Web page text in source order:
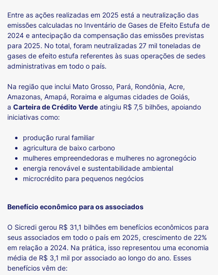
Entre as ações realizadas em 2025 está a neutralização das
emissões calculadas no Inventário de Gases de Efeito Estufa de
2024 e antecipação da compensação das emissões previstas
para 2025. No total, foram neutralizadas 27 mil toneladas de
gases de efeito estufa referentes às suas operações de sedes
administrativas em todo o país.
Na região que inclui Mato Grosso, Pará, Rondônia, Acre,
Amazonas, Amapá, Roraima e algumas cidades de Goiás,
a Carteira de Crédito Verde atingiu R$ 7,5 bilhões, apoiando
iniciativas como:
produção rural familiar
agricultura de baixo carbono
mulheres empreendedoras e mulheres no agronegócio
energia renovável e sustentabilidade ambiental
microcrédito para pequenos negócios
Benefício econômico para os associados
O Sicredi gerou R$ 31,1 bilhões em benefícios econômicos para
seus associados em todo o país em 2025, crescimento de 22%
em relação a 2024. Na prática, isso representou uma economia
média de R$ 3,1 mil por associado ao longo do ano. Esses
benefícios vêm de: